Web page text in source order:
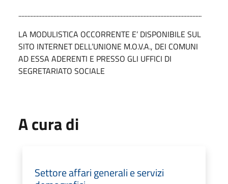
........................................................................................................................
LA MODULISTICA OCCORRENTE E’ DISPONIBILE SUL
SITO INTERNET DELL’UNIONE M.O.V.A., DEI COMUNI
AD ESSA ADERENTI E PRESSO GLI UFFICI DI
SEGRETARIATO SOCIALE
A cura di
Settore affari generali e servizi